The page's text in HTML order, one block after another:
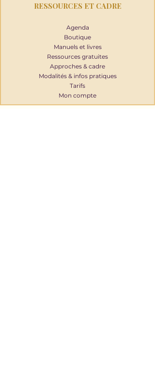
RESSOURCES ET CADRE
Agenda
Boutique
Manuels et livres
Ressources gratuites
Approches & cadre
Modalités & infos pratiques
Tarifs
Mon compte